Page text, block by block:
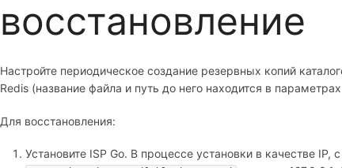
восстановление
Настройте периодическое создание резервных копий
Redis (название файла и путь до него находится в
Для восстановления:
Установите ISP Go. В процессе установки в качестве